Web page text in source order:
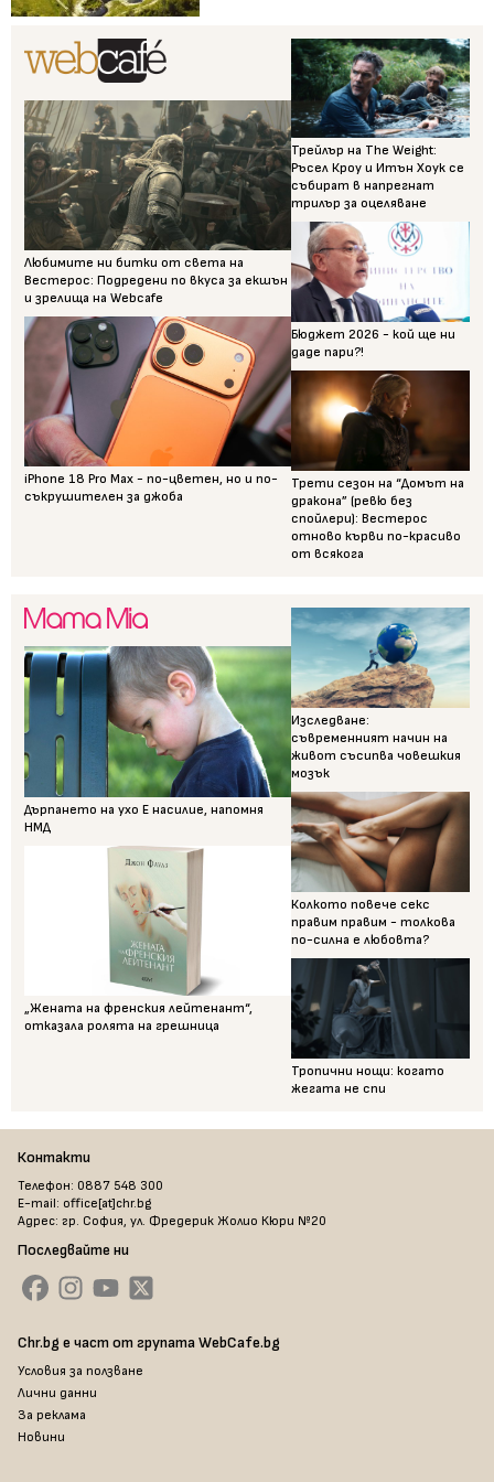
Любимите ни битки от света на
Вестерос: Подредени по вкуса за екшън
и зрелища на Webcafe
iPhone 18 Pro Max - по-цветен, но и по-
съкрушителен за джоба
Трейлър на The Weight:
Ръсел Кроу и Итън Хоук се
събират в напрегнат
трилър за оцеляване
Бюджет 2026 - кой ще ни
даде пари?!
Трети сезон на “Домът на
дракона” (ревю без
спойлери): Вестерос
отново кърви по-красиво
от всякога
Дърпането на ухо Е насилие, напомня
НМД
„Жената на френския лейтенант“,
отказала ролята на грешница
Изследване:
съвременният начин на
живот съсипва човешкия
мозък
Колкото повече секс
правим правим - толкова
по-силна е любовта?
Тропични нощи: когато
жегата не спи
Контакти
Телефон: 0887 548 300
E-mail: office[at]chr.bg
Адрес: гр. София, ул. Фредерик Жолио Кюри №20
Последвайте ни
Chr.bg е част от групата WebCafe.bg
Условия за ползване
Лични данни
За реклама
Новини